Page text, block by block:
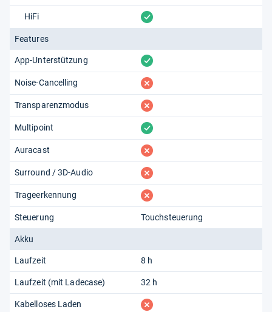
HiFi vorhanden
Features
App-Unterstützung vorhanden
Noise-Cancelling fehlt
Transparenzmodus fehlt
Multipoint vorhanden
Auracast fehlt
Surround / 3D-Audio fehlt
Trageerkennung fehlt
Steuerung Touchsteuerung
Akku
Laufzeit 8 h
Laufzeit (mit Ladecase) 32 h
Kabelloses Laden fehlt